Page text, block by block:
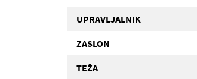
UPRAVLJALNIK
ZASLON
TEŽA